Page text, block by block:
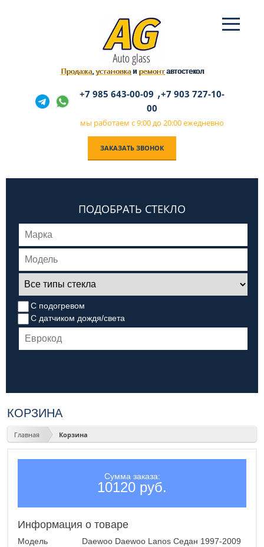
Продажа,установкаи ремонтавтостекол
+7 985 643-00-09 ,+7 903 727-10-
00
мы работаем с 9:00 до 20:00 ежедневно
ЗАКАЗАТЬ ЗВОНОК
ПОДОБРАТЬ СТЕКЛО
С подогревом
С датчиком дождя/света
КОРЗИНА
Главная Корзина
Сумма заказа:
10120 руб.
Информация о товаре
Модель
Daewoo Daewoo Lanos Седан 1997-2009